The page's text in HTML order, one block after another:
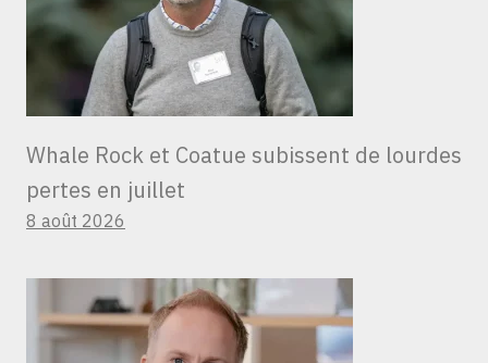
Whale Rock et Coatue subissent de lourdes
pertes en juillet
8 août 2026